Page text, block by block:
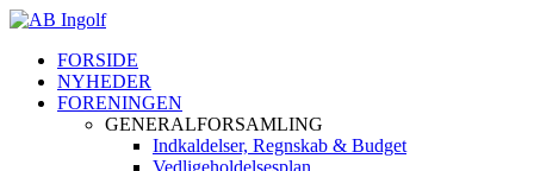
FORSIDE
NYHEDER
FORENINGEN
GENERALFORSAMLING
Indkaldelser, Regnskab & Budget
Vedligeholdelsesplan